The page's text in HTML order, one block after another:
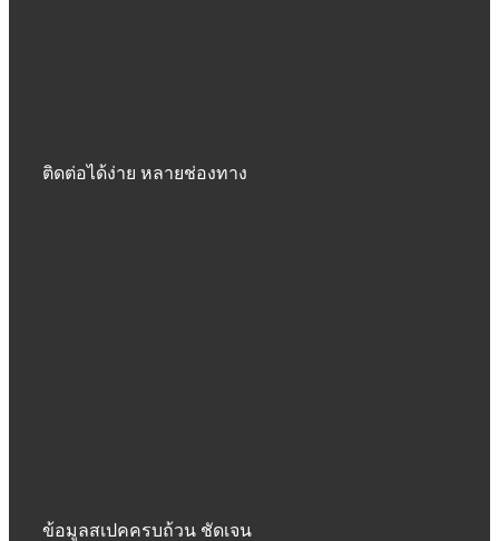
ติดต่อได้ง่าย หลายช่องทาง
ข้อมูลสเปคครบถ้วน ชัดเจน